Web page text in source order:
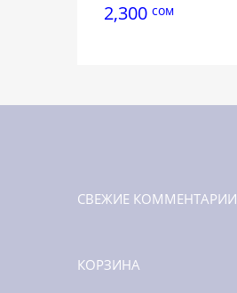
2,300 сом
СВЕЖИЕ КОММЕНТАРИИ
КОРЗИНА